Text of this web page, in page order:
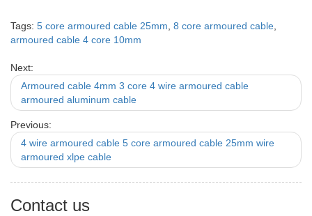
Tags: 5 core armoured cable 25mm, 8 core armoured cable,
armoured cable 4 core 10mm
Next:
Armoured cable 4mm 3 core 4 wire armoured cable
armoured aluminum cable
Previous:
4 wire armoured cable 5 core armoured cable 25mm wire
armoured xlpe cable
Contact us